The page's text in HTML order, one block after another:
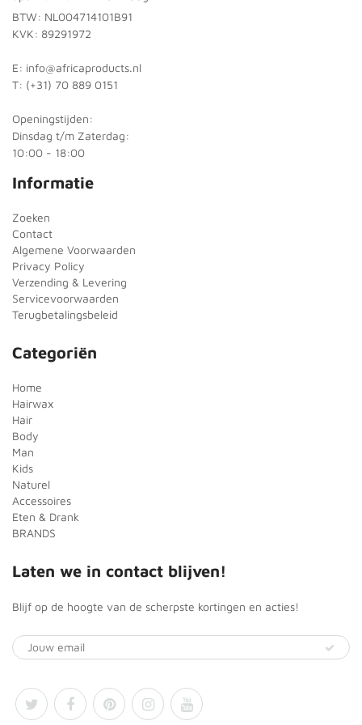
BTW: NL004714101B91
KVK: 89291972
E: info@africaproducts.nl
T: (+31) 70 889 0151
Openingstijden:
Dinsdag t/m Zaterdag:
10:00 - 18:00
Informatie
Zoeken
Contact
Algemene Voorwaarden
Privacy Policy
Verzending & Levering
Servicevoorwaarden
Terugbetalingsbeleid
Categoriën
Home
Hairwax
Hair
Body
Man
Kids
Naturel
Accessoires
Eten & Drank
BRANDS
Laten we in contact blijven!
Blijf op de hoogte van de scherpste kortingen en acties!